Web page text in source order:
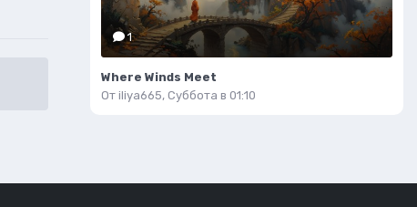
1
Where Winds Meet
От iliya665, Суббота в 01:10